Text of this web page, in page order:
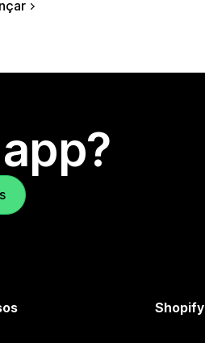
Shopify